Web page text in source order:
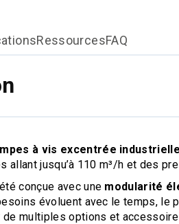
RessourcesFAQ
à vis excentrée
allant jusqu’à 110 m³/h et des
conçue avec une modularité
évoluent avec le temps, le
de multiples options et